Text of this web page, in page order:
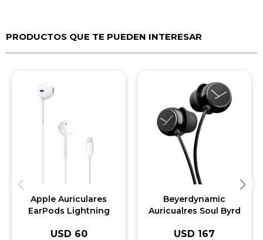
PRODUCTOS QUE TE PUEDEN INTERESAR
Apple Auriculares
EarPods Lightning
USD 60
Beyerdynamic
Auricualres Soul Byrd
USD 167